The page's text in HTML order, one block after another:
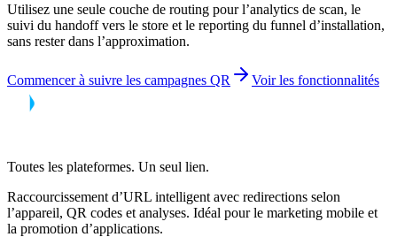
Utilisez une seule couche de routing pour l’analytics de scan, le
suivi du handoff vers le store et le reporting du funnel d’installation,
sans rester dans l’approximation.
Commencer à suivre les campagnes QR Voir les fonctionnalités
Toutes les plateformes. Un seul lien.
Raccourcissement d’URL intelligent avec redirections selon
l’appareil, QR codes et analyses. Idéal pour le marketing mobile et
la promotion d’applications.